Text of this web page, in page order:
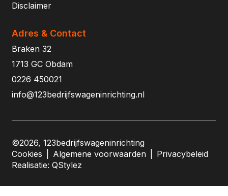
Disclaimer
Adres & Contact
Braken 32
1713 GC Obdam
0226 450021
info@123bedrijfswageninrichting.nl
©2026, 123bedrijfswageninrichting
Cookies
Algemene voorwaarden
Privacybeleid
Realisatie: QStylez